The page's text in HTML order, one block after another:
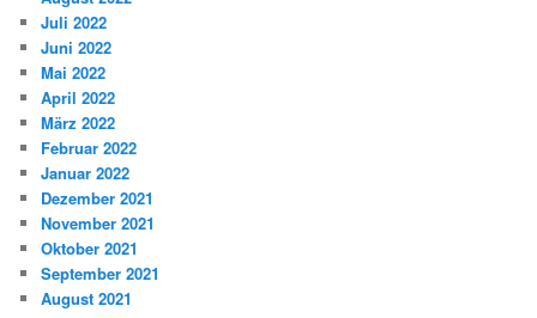
Juli 2022
Juni 2022
Mai 2022
April 2022
März 2022
Februar 2022
Januar 2022
Dezember 2021
November 2021
Oktober 2021
September 2021
August 2021